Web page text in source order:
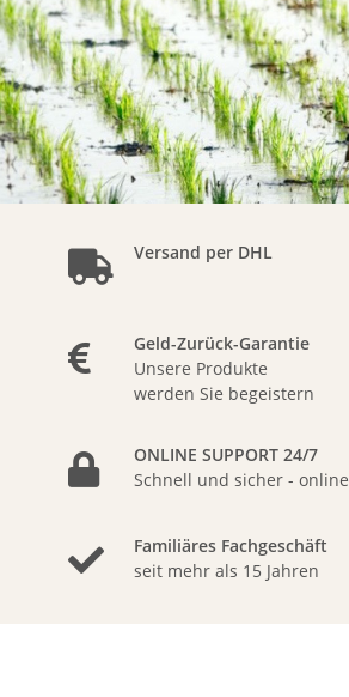
Versand per DHL
Geld-Zurück-Garantie
Unsere Produkte
werden Sie begeistern
ONLINE SUPPORT 24/7
Schnell und sicher - online
Familiäres Fachgeschäft
seit mehr als 15 Jahren